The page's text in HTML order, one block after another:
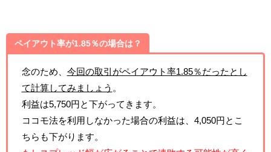
ペイアウト率が1.85％の場合は？
念のため、 今回の取引がペイアウト率1.85％だったとし
て計算してみましょう 。
利益は5,750円と下がってきます。
ココモ法を利用しなかった場合の利益は、4,050円とこ
ちらも下がります。